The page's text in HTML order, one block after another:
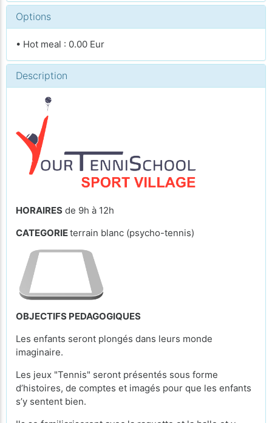
Options
• Hot meal : 0.00 Eur
Description
HORAIRES de 9h à 12h
CATEGORIEterrain blanc (psycho-tennis)
OBJECTIFS PEDAGOGIQUES
Les enfants seront plongés dans leurs monde
imaginaire.
Les jeux "Tennis" seront présentés sous forme
d’histoires, de comptes et imagés pour que les enfants
s’y sentent bien.